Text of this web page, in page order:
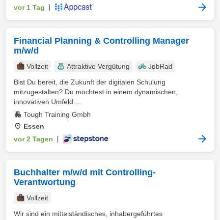
vor 1 Tag
Financial Planning & Controlling Manager
m/w/d
Vollzeit Attraktive Vergütung
JobRad
Bist Du bereit, die Zukunft der digitalen Schulung
mitzugestalten? Du möchtest in einem dynamischen,
innovativen Umfeld ...
Tough Training Gmbh
Essen
vor 2 Tagen
Buchhalter m/w/d mit Controlling-
Verantwortung
Vollzeit
Wir sind ein mittelständisches, inhabergeführtes